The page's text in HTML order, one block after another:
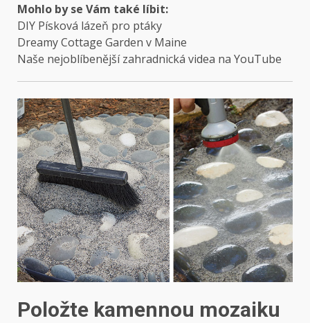
Mohlo by se Vám také líbit:
DIY Písková lázeň pro ptáky
Dreamy Cottage Garden v Maine
Naše nejoblíbenější zahradnická videa na YouTube
Položte kamennou mozaiku